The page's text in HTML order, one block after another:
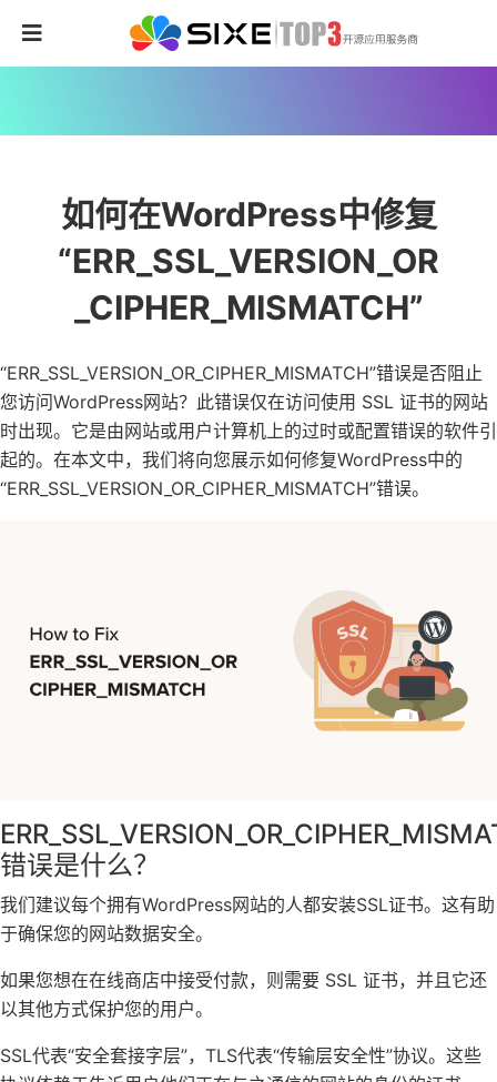
如何在WordPress中修复
“ERR_SSL_VERSION_OR
_CIPHER_MISMATCH”
“ERR_SSL_VERSION_OR_CIPHER_MISMATCH”错误是否阻止
您访问WordPress网站？此错误仅在访问使用 SSL 证书的网站
时出现。它是由网站或用户计算机上的过时或配置错误的软件引
起的。在本文中，我们将向您展示如何修复WordPress中的
“ERR_SSL_VERSION_OR_CIPHER_MISMATCH”错误。
错误是什么？
我们建议每个拥有WordPress网站的人都安装SSL证书。这有助
于确保您的网站数据安全。
如果您想在在线商店中接受付款，则需要 SSL 证书，并且它还
以其他方式保护您的用户。
SSL代表“安全套接字层”，TLS代表“传输层安全性”协议。这些